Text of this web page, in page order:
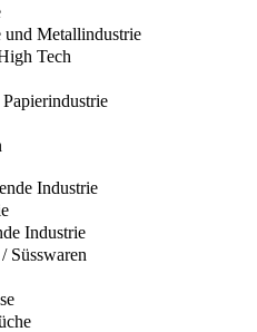
und Metallindustrie
Tech
Industrie
Industrie
Süsswaren